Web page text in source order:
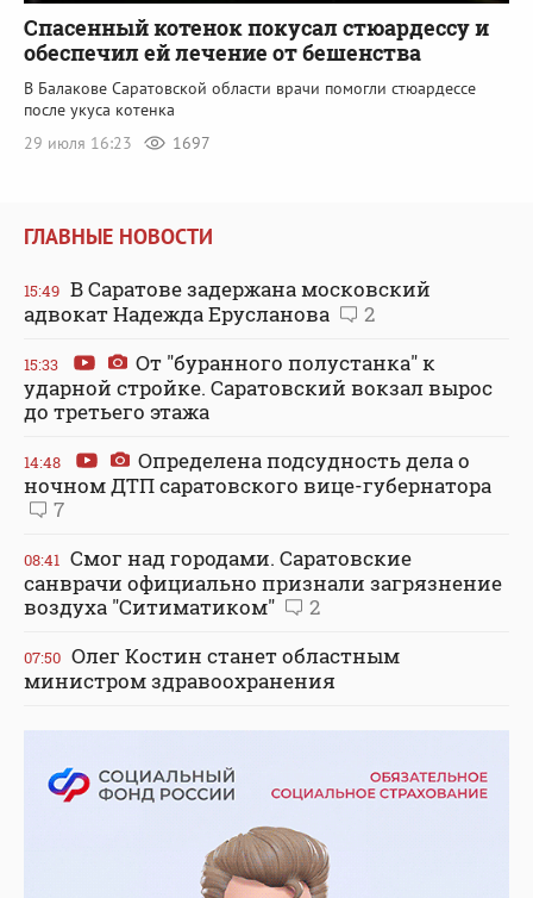
Спасенный котенок покусал стюардессу и
обеспечил ей лечение от бешенства
В Балакове Саратовской области врачи помогли стюардессе
после укуса котенка
29 июля 16:23
1697
ГЛАВНЫЕ НОВОСТИ
15:49 В Саратове задержана московский
адвокат Надежда Ерусланова
2
15:33
От "буранного полустанка" к
ударной стройке. Саратовский вокзал вырос
до третьего этажа
14:48
Определена подсудность дела о
ночном ДТП саратовского вице-губернатора
7
08:41 Смог над городами. Саратовские
санврачи официально признали загрязнение
воздуха "Ситиматиком"
2
07:50 Олег Костин станет областным
министром здравоохранения